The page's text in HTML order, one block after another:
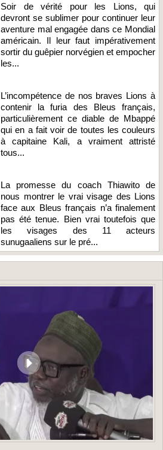
Soir de vérité pour les Lions, qui
devront se sublimer pour continuer leur
aventure mal engagée dans ce Mondial
américain. Il leur faut impérativement
sortir du guêpier norvégien et empocher
les...
L’incompétence de nos braves Lions à
contenir la furia des Bleus français,
particulièrement ce diable de Mbappé
qui en a fait voir de toutes les couleurs
à capitaine Kali, a vraiment attristé
tous...
La promesse du coach Thiawito de
nous montrer le vrai visage des Lions
face aux Bleus français n’a finalement
pas été tenue. Bien vrai toutefois que
les visages des 11 acteurs
sunugaaliens sur le pré...